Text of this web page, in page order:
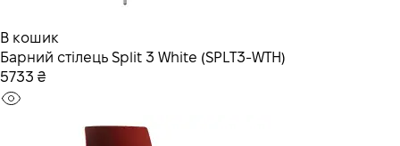
В кошик
Барний стілець Split 3 White (SPLT3-WTH)
5733 ₴